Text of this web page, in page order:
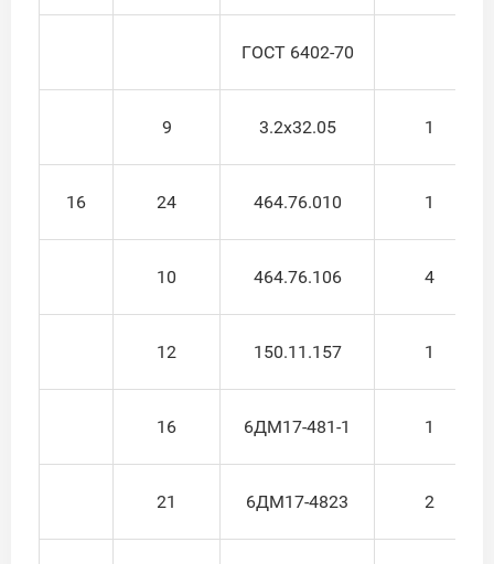
ГОСТ 6402-70
9 3.2x32.05 1
16 24 464.76.010 1
10 464.76.106 4
12 150.11.157 1
16 6ДМ17-481-1 1
21 6ДМ17-4823 2